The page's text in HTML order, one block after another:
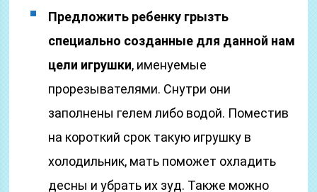
Предложить ребенку грызть
специально созданные для данной нам
цели игрушки, именуемые
прорезывателями. Снутри они
заполнены гелем либо водой. Поместив
на короткий срок такую игрушку в
холодильник, мать поможет охладить
десны и убрать их зуд. Также можно